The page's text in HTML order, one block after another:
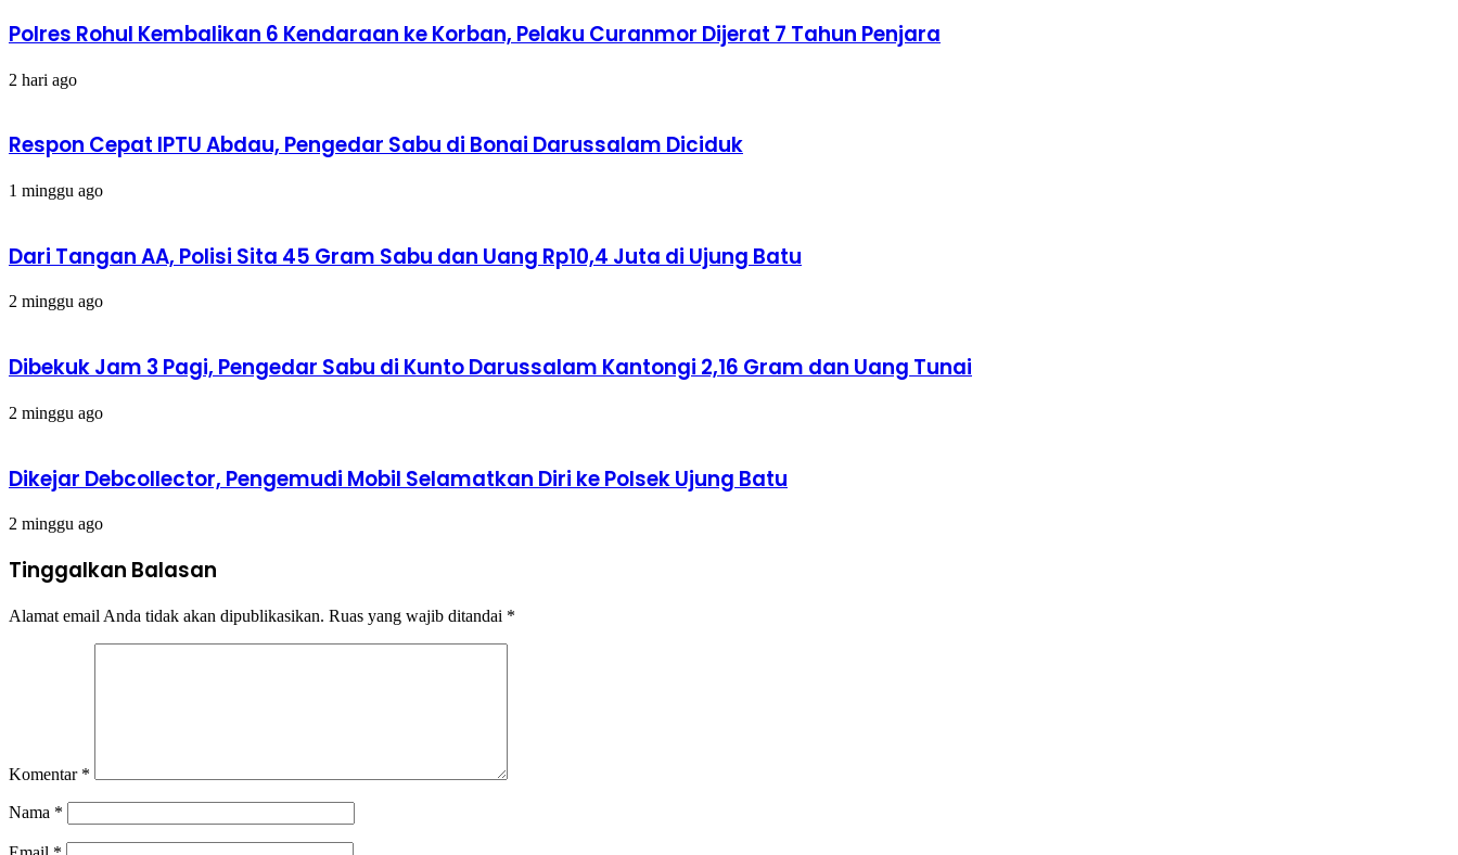
Polres Rohul Kembalikan 6 Kendaraan ke Korban, Pelaku Curanmor Dijerat 7 Tahun Penjara
2 hari ago
Respon Cepat IPTU Abdau, Pengedar Sabu di Bonai Darussalam Diciduk
1 minggu ago
Dari Tangan AA, Polisi Sita 45 Gram Sabu dan Uang Rp10,4 Juta di Ujung Batu
2 minggu ago
Dibekuk Jam 3 Pagi, Pengedar Sabu di Kunto Darussalam Kantongi 2,16 Gram dan Uang Tunai
2 minggu ago
Dikejar Debcollector, Pengemudi Mobil Selamatkan Diri ke Polsek Ujung Batu
2 minggu ago
Tinggalkan Balasan
Alamat email Anda tidak akan dipublikasikan. Ruas yang wajib ditandai *
Komentar *
Nama *